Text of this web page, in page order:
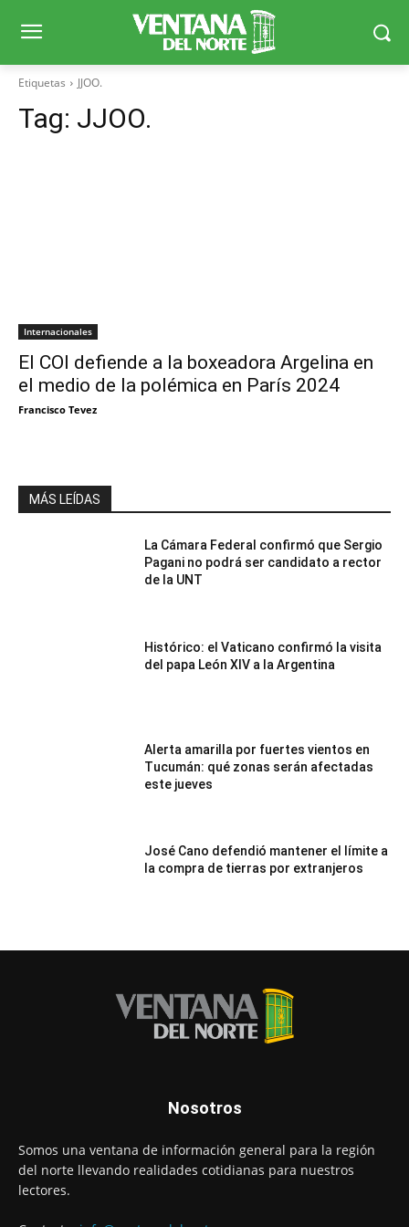
Etiquetas JJOO.
Tag: JJOO.
Internacionales
El COI defiende a la boxeadora Argelina en
el medio de la polémica en París 2024
Francisco Tevez
MÁS LEÍDAS
La Cámara Federal confirmó que Sergio
Pagani no podrá ser candidato a rector
de la UNT
Histórico: el Vaticano confirmó la visita
del papa León XIV a la Argentina
Alerta amarilla por fuertes vientos en
Tucumán: qué zonas serán afectadas
este jueves
José Cano defendió mantener el límite a
la compra de tierras por extranjeros
Nosotros
Somos una ventana de información general para la región
del norte llevando realidades cotidianas para nuestros
lectores.